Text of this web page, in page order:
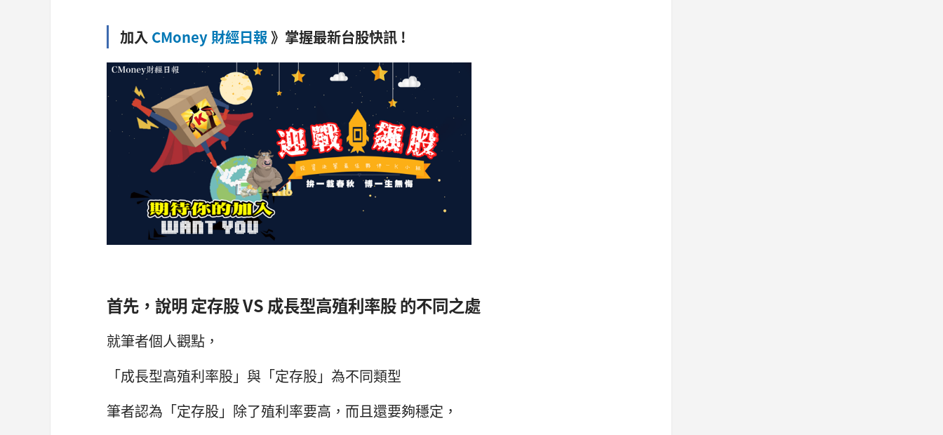
加入 CMoney 財經日報 》掌握最新台股快訊 !
首先，說明 定存股 VS 成長型高殖利率股 的不同之處
就筆者個人觀點，
「成長型高殖利率股」與「定存股」為不同類型
筆者認為「定存股」除了殖利率要高，而且還要夠穩定，